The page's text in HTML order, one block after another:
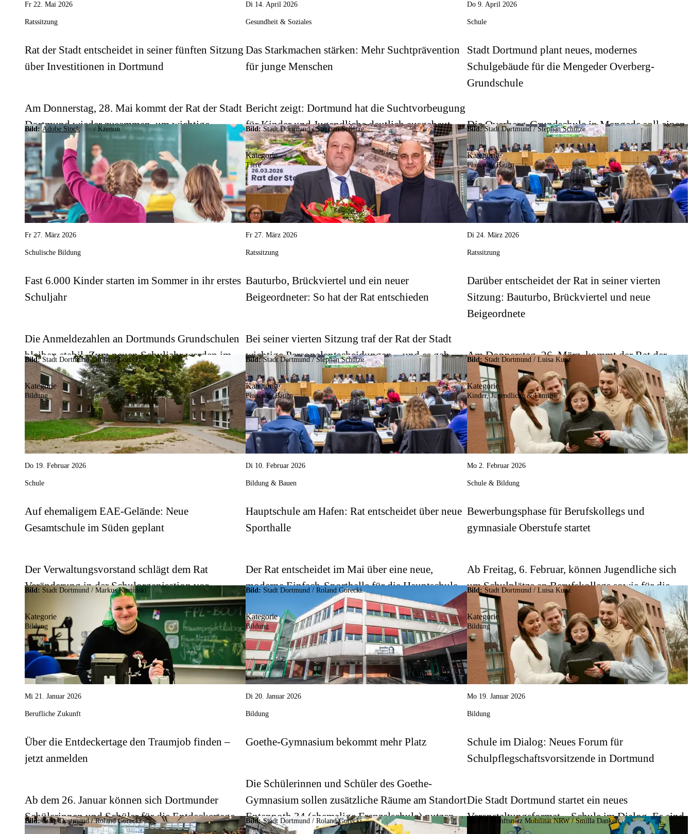
Fr 22. Mai 2026
Ratssitzung
Rat der Stadt entscheidet in seiner fünften Sitzung
über Investitionen in Dortmund
Am Donnerstag, 28. Mai kommt der Rat der Stadt
Dortmund wieder zusammen, um wichtige
Weichen für städtische Projekte zu stellen.
Di 14. April 2026
Gesundheit & Soziales
Das Starkmachen stärken: Mehr Suchtprävention
für junge Menschen
Bericht zeigt: Dortmund hat die Suchtvorbeugung
für Kinder und Jugendliche deutlich ausgebaut.
Do 9. April 2026
Schule
Stadt Dortmund plant neues, modernes
Schulgebäude für die Mengeder Overberg-
Grundschule
Die Overberg-Grundschule in Mengede soll einen
modernen und auf das pädagogische Konzept der
Schule abgestimmten Neubau bekommen.
Bild: Adobe Stock / Kzenon
Fr 27. März 2026
Schulische Bildung
Fast 6.000 Kinder starten im Sommer in ihr erstes
Schuljahr
Die Anmeldezahlen an Dortmunds Grundschulen
bleiben stabil. Zum neuen Schuljahr werden im
September voraussichtlich 5.935 Kinder
eingeschult.
Bild:Stadt Dortmund / Stephan Schütze
Kategorie
Tiere
Fr 27. März 2026
Ratssitzung
Bauturbo, Brückviertel und ein neuer
Beigeordneter: So hat der Rat entschieden
Bei seiner vierten Sitzung traf der Rat der Stadt
wichtige Personalentscheidungen – und es gab
einen Abschied.
Bild:Stadt Dortmund / Stephan Schütze
Kategorie
Planen & Bauen
Di 24. März 2026
Ratssitzung
Darüber entscheidet der Rat in seiner vierten
Sitzung: Bauturbo, Brückviertel und neue
Beigeordnete
Am Donnerstag, 26. März, kommt der Rat der
Stadt Dortmund zusammen, um wichtige Weichen
für städtische Projekte zu stellen.
Bild:Stadt Dortmund / Roland Gorecki
Kategorie
Bildung
Do 19. Februar 2026
Schule
Auf ehemaligem EAE-Gelände: Neue
Gesamtschule im Süden geplant
Der Verwaltungsvorstand schlägt dem Rat
Veränderung in der Schulorganisation vor.
Demnach soll die Gesamtschule im Süden mehr
Raum bekommen.
Bild:Stadt Dortmund / Stephan Schütze
Kategorie
Planen & Bauen
Di 10. Februar 2026
Bildung & Bauen
Hauptschule am Hafen: Rat entscheidet über neue
Sporthalle
Der Rat entscheidet im Mai über eine neue,
moderne Einfach-Sporthalle für die Hauptschule
am Hafen Dortmund.
Bild: Stadt Dortmund / Luisa Kunz
Kategorie
Kinder, Jugendliche & Familie
Mo 2. Februar 2026
Schule & Bildung
Bewerbungsphase für Berufskollegs und
gymnasiale Oberstufe startet
Ab Freitag, 6. Februar, können Jugendliche sich
um Schulplätze an Berufskollegs sowie für die
gymnasiale Oberstufe bewerben.
Bild: Stadt Dortmund / Markus Kaminski
Kategorie
Bildung
Mi 21. Januar 2026
Berufliche Zukunft
Über die Entdeckertage den Traumjob finden –
jetzt anmelden
Ab dem 26. Januar können sich Dortmunder
Schülerinnen und Schüler für die Entdeckertage
Bild: Stadt Dortmund / Roland Gorecki
Kategorie
Bildung
Di 20. Januar 2026
Bildung
Goethe-Gymnasium bekommt mehr Platz
Die Schülerinnen und Schüler des Goethe-
Gymnasium sollen zusätzliche Räume am Standort
Entenpoth 34 (ehemalige Frenzelschule) nutzen
Bild: Stadt Dortmund / Luisa Kunz
Kategorie
Bildung
Mo 19. Januar 2026
Bildung
Schule im Dialog: Neues Forum für
Schulpflegschaftsvorsitzende in Dortmund
Die Stadt Dortmund startet ein neues
Veranstaltungsformat – Schule im Dialog. Es sind
Bild:Stadt Dortmund / Roland Gorecki Bild:Stadt Dortmund / Roland Gorecki Zukunftsnetz Mobilität NRW / Smilla Dankert